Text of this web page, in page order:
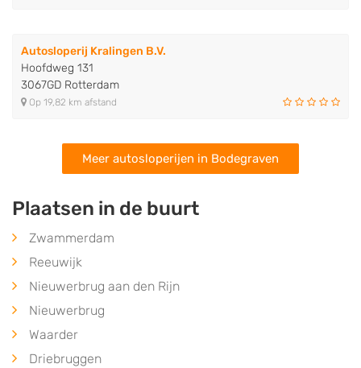
Autosloperij Kralingen B.V.
Hoofdweg 131
3067GD Rotterdam
Op 19,82 km afstand
Meer autosloperijen in Bodegraven
Plaatsen in de buurt
Zwammerdam
Reeuwijk
Nieuwerbrug aan den Rijn
Nieuwerbrug
Waarder
Driebruggen